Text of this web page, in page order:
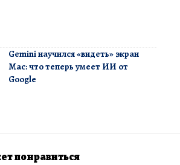
Gemini научился «видеть» экран
Mac: что теперь умеет ИИ от
Google
понравиться